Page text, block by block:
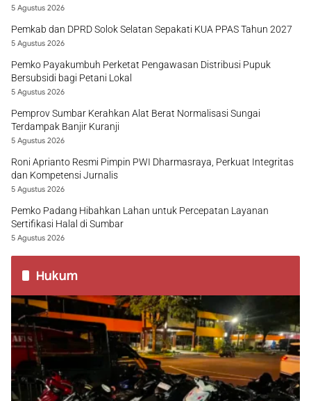
5 Agustus 2026
Pemkab dan DPRD Solok Selatan Sepakati KUA PPAS Tahun 2027
5 Agustus 2026
Pemko Payakumbuh Perketat Pengawasan Distribusi Pupuk
Bersubsidi bagi Petani Lokal
5 Agustus 2026
Pemprov Sumbar Kerahkan Alat Berat Normalisasi Sungai
Terdampak Banjir Kuranji
5 Agustus 2026
Roni Aprianto Resmi Pimpin PWI Dharmasraya, Perkuat Integritas
dan Kompetensi Jurnalis
5 Agustus 2026
Pemko Padang Hibahkan Lahan untuk Percepatan Layanan
Sertifikasi Halal di Sumbar
5 Agustus 2026
Hukum